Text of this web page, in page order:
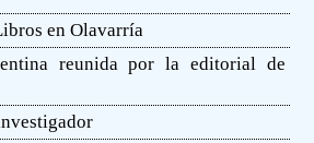
en Olavarría
reunida por la editorial de